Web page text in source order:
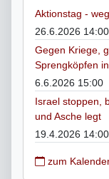
Aktionstag -
26.6.2026 14:00
Gegen Kriege,
Sprengköpfen
6.6.2026 15:00
Israel stoppen,
und Asche legt
19.4.2026
zum